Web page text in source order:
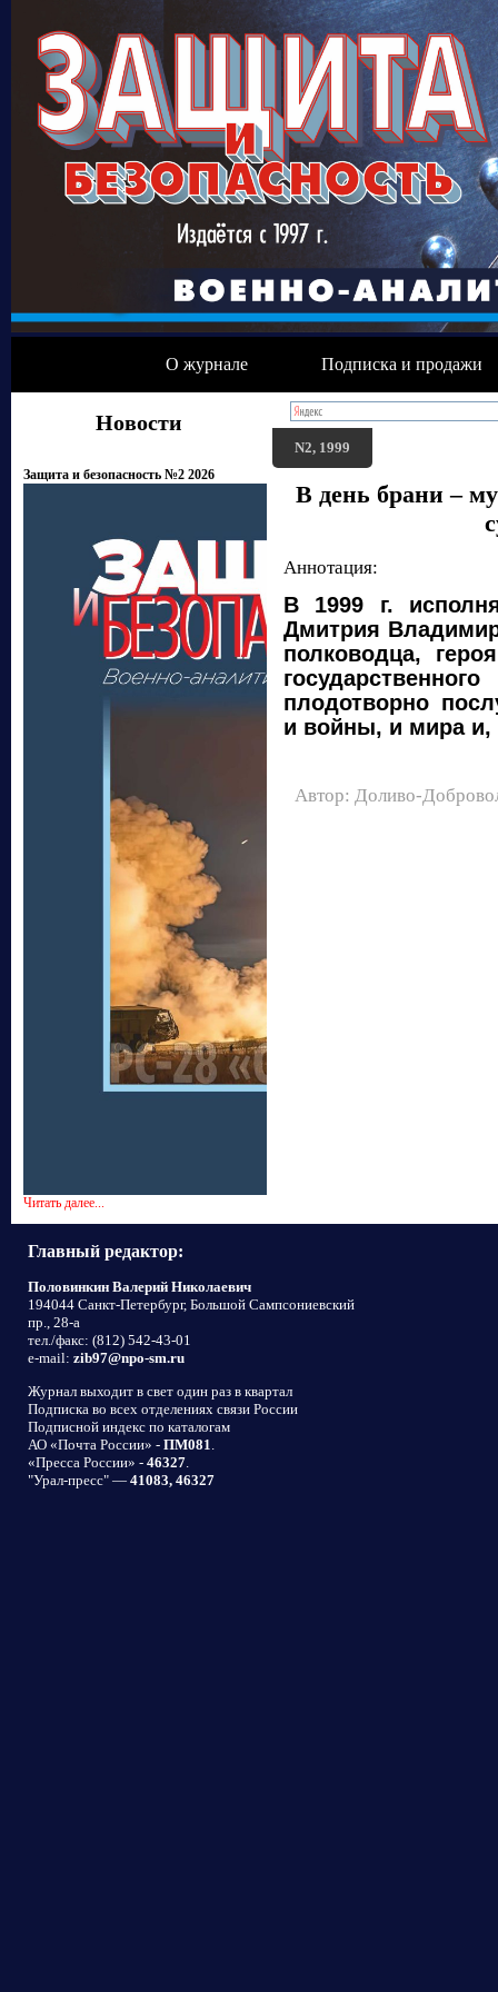
О журнале Подписка и продажи
Новости
Защита и безопасность №2 2026
Читать далее...
N2, 1999
В день брани –
Аннотация:
В 1999 г.
Дмитрия
полководца,
плодотворно
и войны, и мира и,
Автор: Доливо-
Главный редактор:
Половинкин Валерий Николаевич
194044 Санкт-Петербург, Большой Сампсониевский
пр., 28-а
тел./факс: (812) 542-43-01
e-mail: zib97@npo-sm.ru
Журнал выходит в свет один раз в квартал
Подписка во всех отделениях связи России
Подписной индекс по каталогам
АО «Почта России» - ПМ081
«Пресса России» - 46327
"Урал-пресс" — 41083, 46327